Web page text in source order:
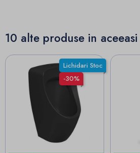
10 alte produse in
Lichidari Stoc
-30%